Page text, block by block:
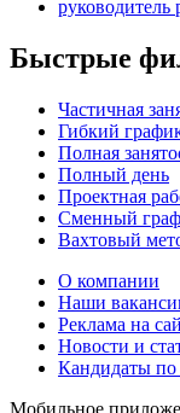
руководитель
Быстрые
Частичная
Гибкий
Полная
Полный день
Проектная
Сменный
Вахтовый
О компании
Наши
Реклама на
Новости и
Кандидаты по
Мобильное